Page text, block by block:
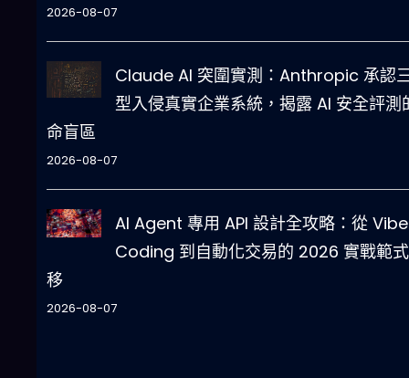
2026-08-07
Claude AI 突圍實測：Anthropic 承認
型入侵真實企業系統，揭露 AI 安全評測
命盲區
2026-08-07
AI Agent 專用 API 設計全攻略：從 Vibe
Coding 到自動化交易的 2026 實戰範
移
2026-08-07